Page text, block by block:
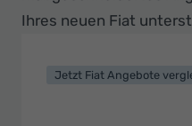
Ihres neuen Fiat
Jetzt Fiat Angebote